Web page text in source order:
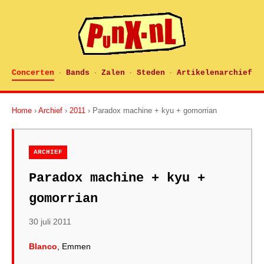
Concerten · Bands · Zalen · Steden · Artikelenarchief
Home › Archief › 2011 › Paradox machine + kyu + gomorrian
ARCHIEF
Paradox machine + kyu +
gomorrian
30 juli 2011
Blanco , Emmen